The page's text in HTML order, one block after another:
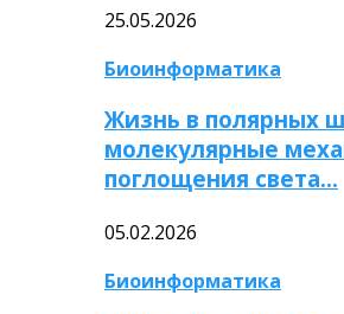
25.05.2026
Биоинформатика
Жизнь в полярных
молекулярные
поглощения света…
05.02.2026
Биоинформатика